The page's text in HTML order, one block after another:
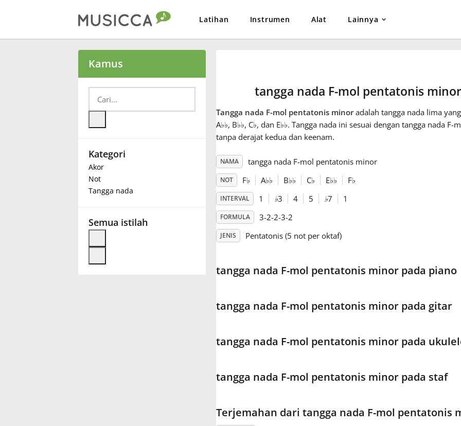
Latihan Instrumen Alat Lainnya
Български
Deutsch
Español
Français
Kamus
Kategori
Akor
Not
Tangga nada
Semua istilah
tangga nada F-mol pentatonis minor
Tangga nada F-mol pentatonis minoradalah tangga nada lima
A♭♭, B♭♭, C♭, dan E♭♭. Tangga nada ini sesuai dengan tangga nada F-
tanpa derajat kedua dan keenam.
NAMA tangga nada F-mol pentatonis minor
NOT F♭ A♭♭ B♭♭ C♭ E♭♭ F♭
INTERVAL 1 ♭3 4 5 ♭7 1
FORMULA 3-2-2-3-2
JENIS Pentatonis (5 not per oktaf)
tangga nada F-mol pentatonis minor pada piano
tangga nada F-mol pentatonis minor pada gitar
tangga nada F-mol pentatonis minor pada
tangga nada F-mol pentatonis minor pada staf
Terjemahan dari tangga nada F-mol pentatonis